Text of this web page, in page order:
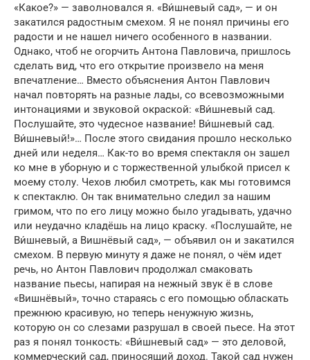
«Какое?» — заволновался я. «Ви́шневый сад», — и он
закатился радостным смехом. Я не понял причины его
радости и не нашел ничего особенного в названии.
Однако, чтоб не огорчить Антона Павловича, пришлось
сделать вид, что его открытие произвело на меня
впечатление… Вместо объяснения Антон Павлович
начал повторять на разные лады, со всевозможными
интонациями и звуковой окраской: «Ви́шневый сад.
Послушайте, это чудесное название! Ви́шневый сад.
Ви́шневый!»… После этого свидания прошло несколько
дней или неделя… Как-то во время спектакля он зашел
ко мне в уборную и с торжественной улыбкой присел к
моему столу. Чехов любил смотреть, как мы готовимся
к спектаклю. Он так внимательно следил за нашим
гримом, что по его лицу можно было угадывать, удачно
или неудачно кладёшь на лицо краску. «Послушайте, не
Ви́шневый, а Вишнёвый сад», — объявил он и закатился
смехом. В первую минуту я даже не понял, о чём идет
речь, но Антон Павлович продолжал смаковать
название пьесы, напирая на нежный звук ё в слове
«Вишнёвый», точно стараясь с его помощью обласкать
прежнюю красивую, но теперь ненужную жизнь,
которую он со слезами разрушал в своей пьесе. На этот
раз я понял тонкость: «Ви́шневый сад» — это деловой,
коммерческий сад, приносящий доход. Такой сад нужен